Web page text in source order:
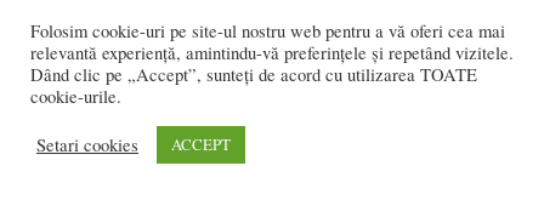
La noi vei găsi:
– Condiții de lucru într-un mediu tânăr, plăcut și creativ;
– Colegi cu experiență, dedicați;
– Oportunități de dezvoltare personală și profesională prin
traininguri cu specialişti;
Folosim cookie-uri pe site-ul nostru web pentru a vă oferi cea mai
relevantă experiență, amintindu-vă preferințele și repetând vizitele.
Dând clic pe „Accept”, sunteți de acord cu utilizarea TOATE
cookie-urile.
Setari cookies ACCEPT